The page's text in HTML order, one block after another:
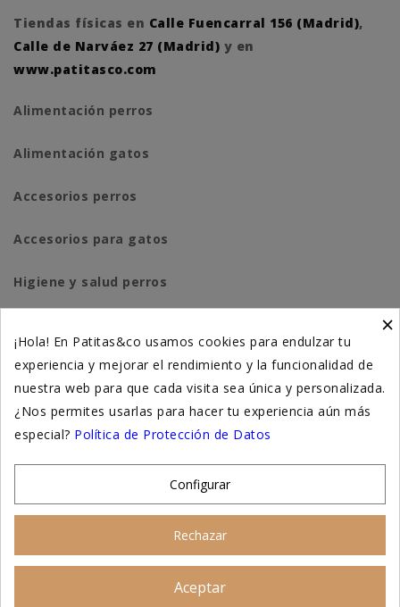
Tiendas físicas en Calle Fuencarral 156 (Madrid),
Calle de Narváez 27 (Madrid) y en
www.patitasco.com
Alimentación perros
Alimentación gatos
Accesorios perros
Accesorios para gatos
Higiene y salud perros
Suplementación natural
Otros
×
¡Hola! En Patitas&co usamos cookies para endulzar tu
experiencia y mejorar el rendimiento y la funcionalidad de
nuestra web para que cada visita sea única y personalizada.
¿Nos permites usarlas para hacer tu experiencia aún más
especial? Política de Protección de Datos
Configurar
Rechazar
Aceptar